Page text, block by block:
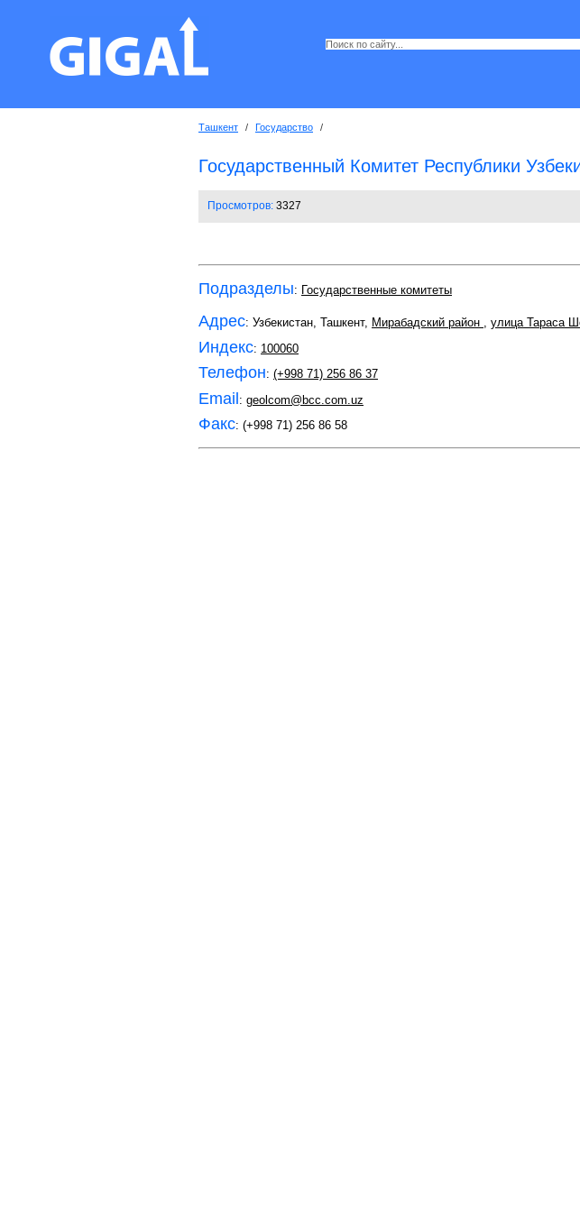
Ташкент / Государство /
Государственный Комитет Республики
Просмотров: 3327
Подразделы: Государственные комитеты
Адрес: Узбекистан, Ташкент, Мирабадский район , улица Тараса
Индекс: 100060
Телефон: (+998 71) 256 86 37
Email: geolcom@bcc.com.uz
Факс: (+998 71) 256 86 58